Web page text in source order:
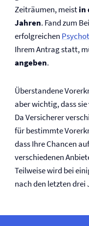
Zeiträumen, meistin
Jahren. Fand zum
erfolgreichen
Ihrem Antrag statt,
angeben.
Überstandene
aber wichtig, dass sie
Da Versicherer
für bestimmte
dass Ihre Chancen
verschiedenen
Teilweise wird bei
nach den letzten drei